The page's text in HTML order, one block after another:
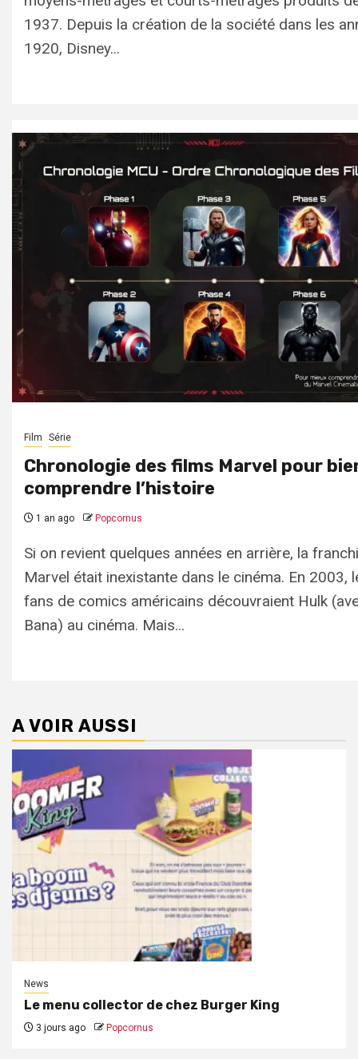
1937. Depuis la création de la société dans les
1920, Disney...
Film Série
Chronologie des films Marvel pour
comprendre l’histoire
1 an ago Popcornus
Si on revient quelques années en arrière, la
Marvel était inexistante dans le cinéma. En 2003,
fans de comics américains découvraient Hulk
Bana) au cinéma. Mais...
A VOIR AUSSI
News
Le menu collector de chez Burger King
3 jours ago Popcornus